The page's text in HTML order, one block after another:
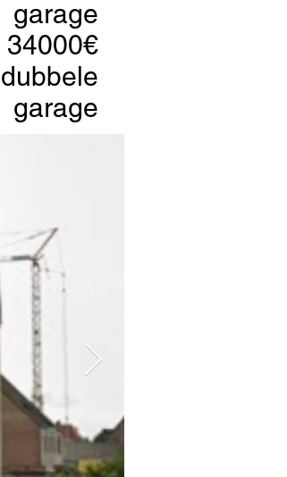
garage
34000€
dubbele
garage